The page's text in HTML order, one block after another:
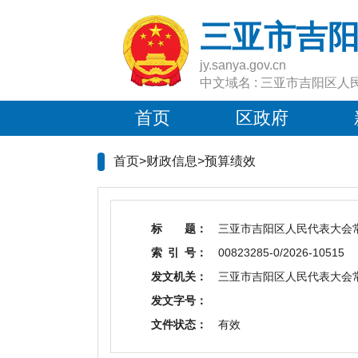
三亚市吉
jy.sanya.gov.cn
中文域名 : 三亚市吉阳区人
首页 区政府
首页>财政信息>预算绩效
标 题：
三亚市吉阳区人民代表大会
索 引 号：
00823285-0/2026-10515
发文机关：
三亚市吉阳区人民代表大会
发文字号：
文件状态：
有效